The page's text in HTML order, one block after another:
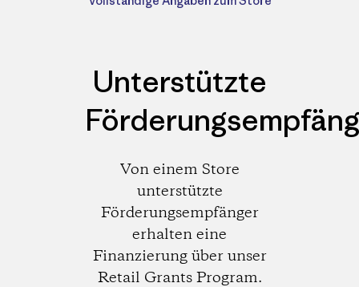
Unterstützte
Von einem Store
unterstützte
Förderungsempfänger
erhalten eine
Finanzierung über unser
Retail Grants Program.